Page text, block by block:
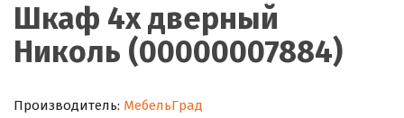
Шкаф 4х дверный
Николь (00000007884)
Производитель: МебельГрад